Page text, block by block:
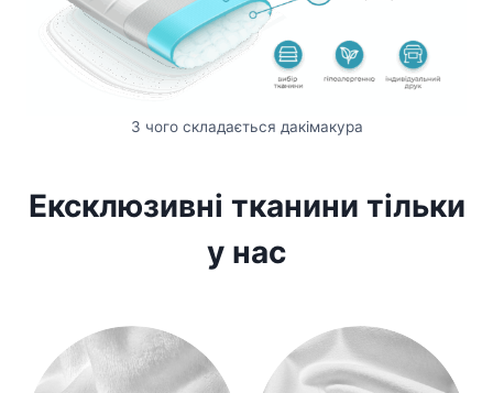
З чого складається дакімакура
Ексклюзивні тканини тільки
у нас